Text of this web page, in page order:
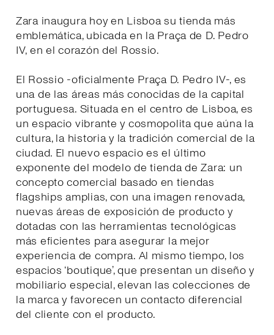
Zara inaugura hoy en Lisboa su tienda más
emblemática, ubicada en la Praça de D. Pedro
IV, en el corazón del Rossio.
El Rossio -oficialmente Praça D. Pedro IV-, es
una de las áreas más conocidas de la capital
portuguesa. Situada en el centro de Lisboa, es
un espacio vibrante y cosmopolita que aúna la
cultura, la historia y la tradición comercial de la
ciudad. El nuevo espacio es el último
exponente del modelo de tienda de Zara: un
concepto comercial basado en tiendas
flagships amplias, con una imagen renovada,
nuevas áreas de exposición de producto y
dotadas con las herramientas tecnológicas
más eficientes para asegurar la mejor
experiencia de compra. Al mismo tiempo, los
espacios ‘boutique’, que presentan un diseño y
mobiliario especial, elevan las colecciones de
la marca y favorecen un contacto diferencial
del cliente con el producto.